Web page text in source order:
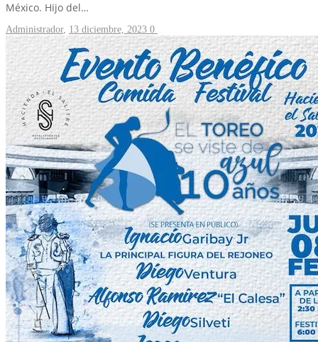
México. Hijo del…
Administrador, 13 diciembre, 2023 0